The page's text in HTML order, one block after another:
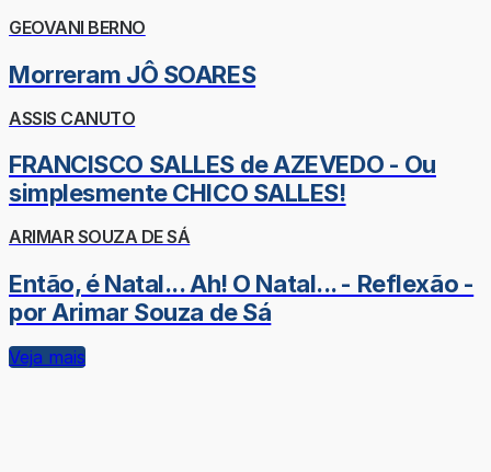
GEOVANI BERNO
Morreram JÔ SOARES
ASSIS CANUTO
FRANCISCO SALLES de AZEVEDO - Ou
simplesmente CHICO SALLES!
ARIMAR SOUZA DE SÁ
Então, é Natal... Ah! O Natal... - Reflexão -
por Arimar Souza de Sá
Veja mais